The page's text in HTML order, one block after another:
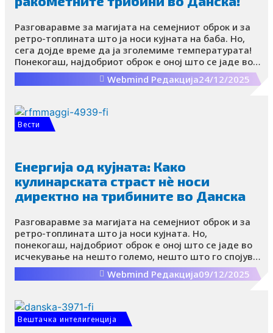
Разговаравме за магијата на семејниот оброк и за
ретро-топлината што ја носи кујната на баба. Но,
сега дојде време да ја зголемиме температурата!
Понекогаш, најдобриот оброк е оној што се јаде во
исчекување на нешто големо, нешто што го спојува
семејството околу телевизорот или, за оние
Webmind Редакција24/12/2025
Вести
Енергија од кујната: Како
кулинарската страст нѐ носи
директно на трибините во Данска
Разговаравме за магијата на семејниот оброк и за
ретро-топлината што ја носи кујната. Но,
понекогаш, најдобриот оброк е оној што се јаде во
исчекување на нешто големо, нешто што го спојува
семејството околу телевизорот или, уште подобро,
директно на трибините!Webmind Редакција09/12/2025
Вештачка интелигенција